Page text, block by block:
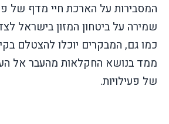
המסבירות על הארכת חיי מדף של
שמירה על ביטחון המזון בישראל
כמו גם, המבקרים יוכלו להצטלם
ממד בנושא החקלאות מהעבר אל
של פעילויות.